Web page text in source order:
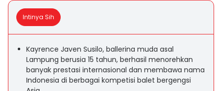
Intinya Sih
Kayrence Javen Susilo, ballerina muda asal
Lampung berusia 15 tahun, berhasil menorehkan
banyak prestasi internasional dan membawa nama
Indonesia di berbagai kompetisi balet bergengsi